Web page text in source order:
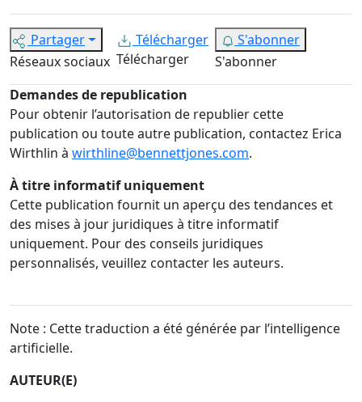
Partager
Réseaux sociaux
Télécharger
Télécharger
S'abonner
S'abonner
Demandes de republication
Pour obtenir l’autorisation de republier cette
publication ou toute autre publication, contactez Erica
Wirthlin à wirthline@bennettjones.com.
À titre informatif uniquement
Cette publication fournit un aperçu des tendances et
des mises à jour juridiques à titre informatif
uniquement. Pour des conseils juridiques
personnalisés, veuillez contacter les auteurs.
Note : Cette traduction a été générée par l’intelligence
artificielle.
AUTEUR(E)